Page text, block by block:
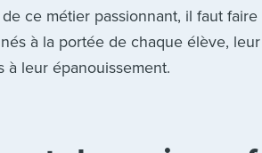
ce métier passionnant, il faut
à la portée de chaque élève,
à leur épanouissement.